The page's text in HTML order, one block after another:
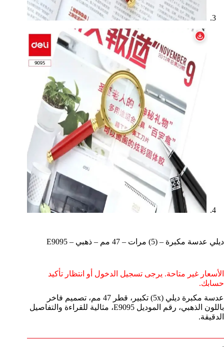
ديلي عدسة مكبرة – (5) مرات – 47 مم – ذهبي – E9095
الأسعار غير متاحة. يرجى تسجيل الدخول أو انتظار تأكيد
حسابك.
عدسة مكبرة ديلي (5x) تكبير، قطر 47 مم، تصميم فاخر
باللون الذهبي، رقم الموديل E9095، مثالية للقراءة والتفاصيل
الدقيقة.